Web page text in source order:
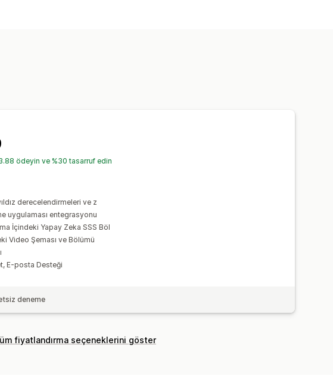
ödeyin ve %30 tasarruf edin
derecelendirmeleri ve z
uygulaması entegrasyonu
İçindeki Yapay Zeka SSS Böl
Video Şeması ve Bölümü
E-posta Desteği
deneme
fiyatlandırma seçeneklerini göster